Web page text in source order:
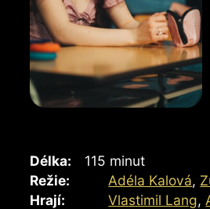
Délka:
115 minut
Režie:
Adéla Kalová,
Hrají:
Vlastimil Lang,